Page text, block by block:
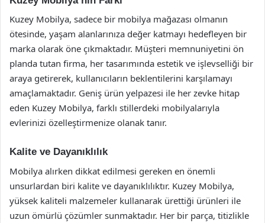
Kuzey Mobilya, sadece bir mobilya mağazası olmanın
ötesinde, yaşam alanlarınıza değer katmayı hedefleyen bir
marka olarak öne çıkmaktadır. Müşteri memnuniyetini ön
planda tutan firma, her tasarımında estetik ve işlevselliği bir
araya getirerek, kullanıcıların beklentilerini karşılamayı
amaçlamaktadır. Geniş ürün yelpazesi ile her zevke hitap
eden Kuzey Mobilya, farklı stillerdeki mobilyalarıyla
evlerinizi özelleştirmenize olanak tanır.
Kalite ve Dayanıklılık
Mobilya alırken dikkat edilmesi gereken en önemli
unsurlardan biri kalite ve dayanıklılıktır. Kuzey Mobilya,
yüksek kaliteli malzemeler kullanarak ürettiği ürünleri ile
uzun ömürlü çözümler sunmaktadır. Her bir parça, titizlikle